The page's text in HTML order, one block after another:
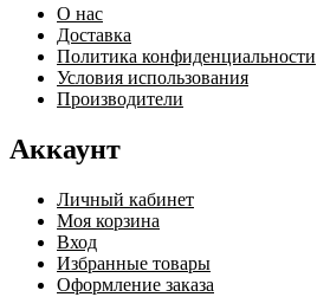
О нас
Доставка
Политика конфиденциальности
Условия использования
Производители
Аккаунт
Личный кабинет
Моя корзина
Вход
Избранные товары
Оформление заказа